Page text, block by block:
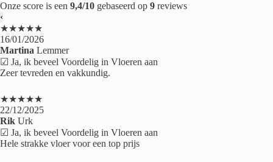
Onze score is een 9,4/10 gebaseerd op 9 reviews
‹
★★★★★
16/01/2026
Martina Lemmer
☑ Ja, ik beveel Voordelig in Vloeren aan
Zeer tevreden en vakkundig.
★★★★★
22/12/2025
Rik Urk
☑ Ja, ik beveel Voordelig in Vloeren aan
Hele strakke vloer voor een top prijs